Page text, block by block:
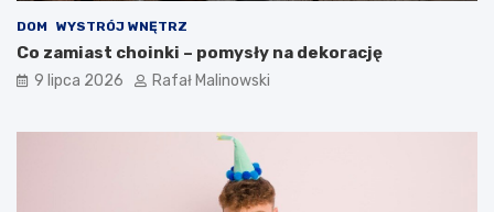
DOM WYSTRÓJ WNĘTRZ
Co zamiast choinki – pomysły na dekorację
9 lipca 2026 Rafał Malinowski